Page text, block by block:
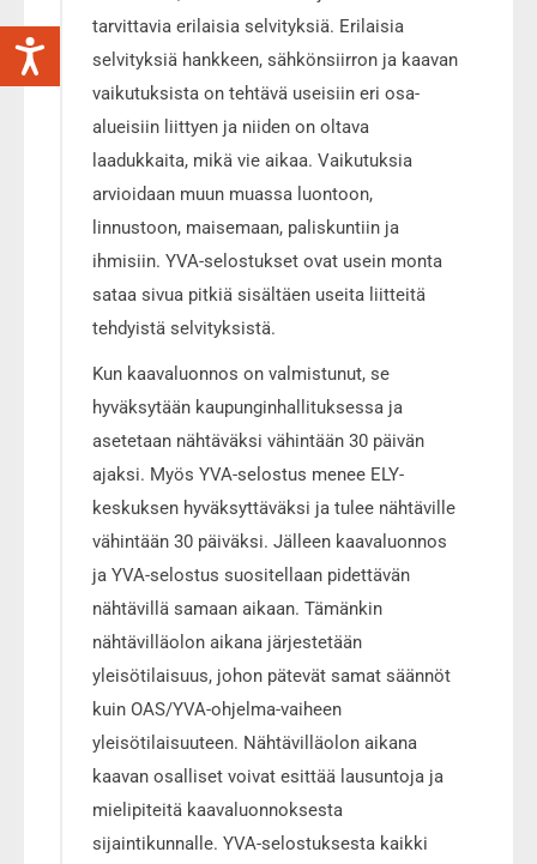
tarvittavia erilaisia selvityksiä. Erilaisia
selvityksiä hankkeen, sähkönsiirron ja kaavan
vaikutuksista on tehtävä useisiin eri osa-
alueisiin liittyen ja niiden on oltava
laadukkaita, mikä vie aikaa. Vaikutuksia
arvioidaan muun muassa luontoon,
linnustoon, maisemaan, paliskuntiin ja
ihmisiin. YVA-selostukset ovat usein monta
sataa sivua pitkiä sisältäen useita liitteitä
tehdyistä selvityksistä.
Kun kaavaluonnos on valmistunut, se
hyväksytään kaupunginhallituksessa ja
asetetaan nähtäväksi vähintään 30 päivän
ajaksi. Myös YVA-selostus menee ELY-
keskuksen hyväksyttäväksi ja tulee nähtäville
vähintään 30 päiväksi. Jälleen kaavaluonnos
ja YVA-selostus suositellaan pidettävän
nähtävillä samaan aikaan. Tämänkin
nähtävilläolon aikana järjestetään
yleisötilaisuus, johon pätevät samat säännöt
kuin OAS/YVA-ohjelma-vaiheen
yleisötilaisuuteen. Nähtävilläolon aikana
kaavan osalliset voivat esittää lausuntoja ja
mielipiteitä kaavaluonnoksesta
sijaintikunnalle. YVA-selostuksesta kaikki